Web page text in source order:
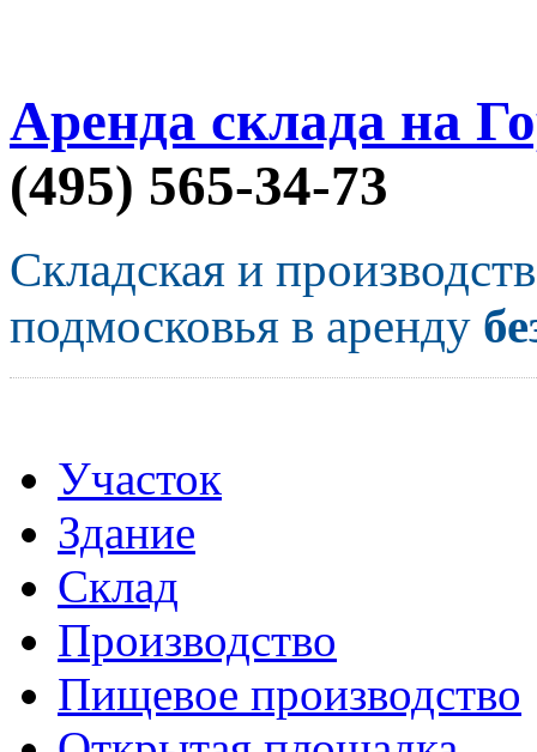
Аренда склада на
(495) 565-34-73
Складская и
подмосковья в аренду
Участок
Здание
Склад
Производство
Пищевое производство